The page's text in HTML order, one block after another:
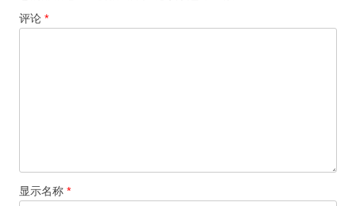
评论 *
显示名称 *